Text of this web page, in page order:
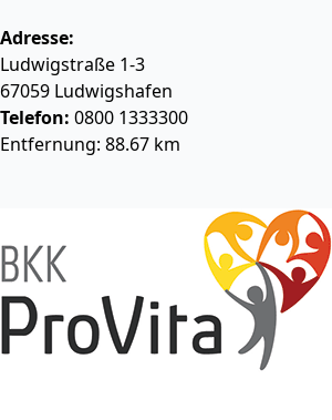
Adresse:
Ludwigstraße 1-3
67059 Ludwigshafen
Telefon: 0800 1333300
Entfernung: 88.67 km